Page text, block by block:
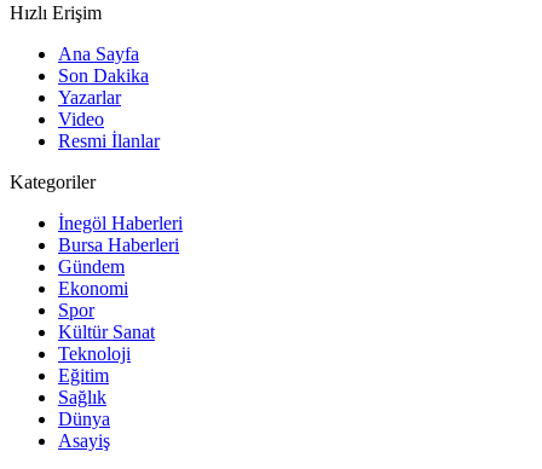
Hızlı Erişim
Ana Sayfa
Son Dakika
Yazarlar
Video
Resmi İlanlar
Kategoriler
İnegöl Haberleri
Bursa Haberleri
Gündem
Ekonomi
Spor
Kültür Sanat
Teknoloji
Eğitim
Sağlık
Dünya
Asayiş